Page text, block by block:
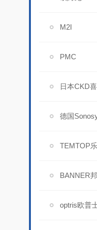
M2I
PMC
日本CKD
德国
TEMTOP
BANNER
optris欧普